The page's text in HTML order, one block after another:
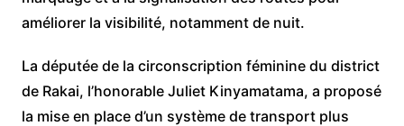
améliorer la visibilité, notamment de nuit.
La députée de la circonscription féminine du district
de Rakai, l’honorable Juliet Kinyamatama, a proposé
la mise en place d’un système de transport plus